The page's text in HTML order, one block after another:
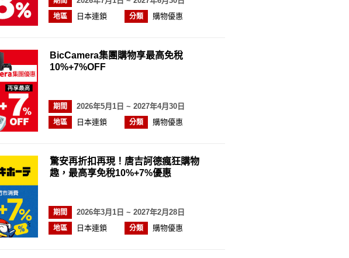
地區 日本連鎖 分類 購物優惠
BicCamera集團購物享最高免稅
10%+7%OFF
期間 2026年5月1日 ~ 2027年4月30日
地區 日本連鎖 分類 購物優惠
驚安再折扣再現！唐吉訶德瘋狂購物
趣，最高享免稅10%+7%優惠
期間 2026年3月1日 ~ 2027年2月28日
地區 日本連鎖 分類 購物優惠